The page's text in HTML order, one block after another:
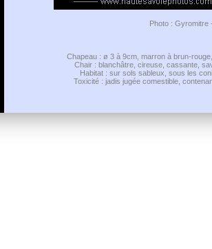
Photo : Gyromitre
Chapeau : ø 3 à 9cm, marron à brun-
Chair : blanchâtre, cireuse, cassante,
Habitat : sur sols sableux, sous les
Toxicité : jadis jugée comestible,